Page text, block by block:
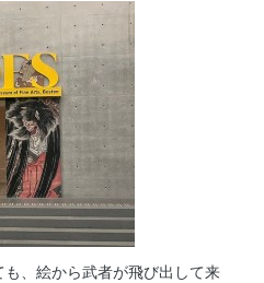
、絵から武者が飛び出して来